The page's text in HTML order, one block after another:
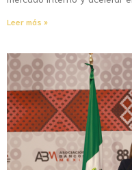
Leer más »